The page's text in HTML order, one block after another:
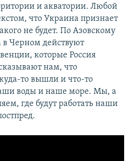
и акватории. Любой
что Украина признает
не будет. По Азовскому
в Черном действуют
которые Россия
нам, что
то вышли и что-то
воды и наше море. Мы, а
где будут работать наши